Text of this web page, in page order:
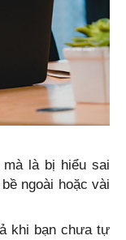
là bị hiểu sai
ngoài hoặc vài
khi bạn chưa tự